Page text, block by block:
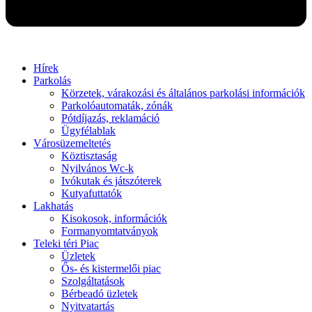
Hírek
Parkolás
Körzetek, várakozási és általános parkolási információk
Parkolóautomaták, zónák
Pótdíjazás, reklamáció
Ügyfélablak
Városüzemeltetés
Köztisztaság
Nyilvános Wc-k
Ivókutak és játszóterek
Kutyafuttatók
Lakhatás
Kisokosok, információk
Formanyomtatványok
Teleki téri Piac
Üzletek
Ős- és kistermelői piac
Szolgáltatások
Bérbeadó üzletek
Nyitvatartás